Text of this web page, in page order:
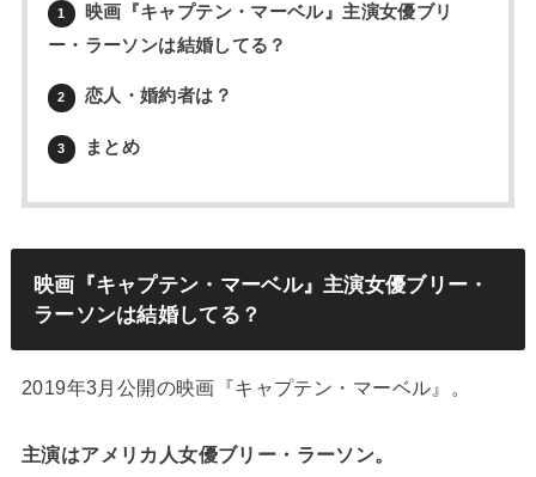
1
映画『キャプテン・マーベル』主演女優ブリ
ー・ラーソンは結婚してる？
2 恋人・婚約者は？
3 まとめ
映画『キャプテン・マーベル』主演女優ブリー・
ラーソンは結婚してる？
2019年3月公開の映画『キャプテン・マーベル』。
主演はアメリカ人女優ブリー・ラーソン。